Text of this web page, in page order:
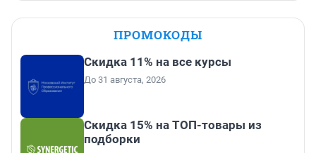
ПРОМОКОДЫ
Скидка 11% на все курсы
До 31 августа, 2026
Скидка 15% на ТОП-товары из
подборки